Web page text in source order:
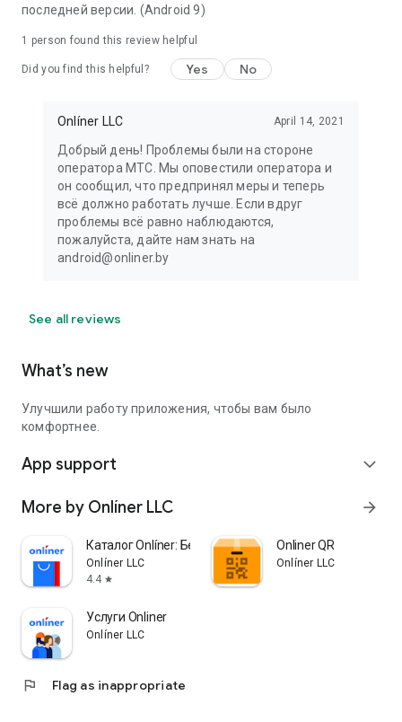
последней версии. (Android 9)
1 person found this review helpful
Did you find this helpful? Yes No
Onlíner LLC April 14, 2021
Добрый день! Проблемы были на стороне
оператора МТС. Мы оповестили оператора и
он сообщил, что предпринял меры и теперь
всё должно работать лучше. Если вдруг
проблемы всё равно наблюдаются,
пожалуйста, дайте нам знать на
android@onliner.by
See all reviews
What’s new
Улучшили работу приложения, чтобы вам было
комфортнее.
App support expand_more
More by Onlíner LLC arrow_forward
Каталог Onlíner: Беларусь
Onlíner LLC
4.4 star
Onliner QR
Onlíner LLC
Услуги Onliner
Onlíner LLC
flag Flag as inappropriate